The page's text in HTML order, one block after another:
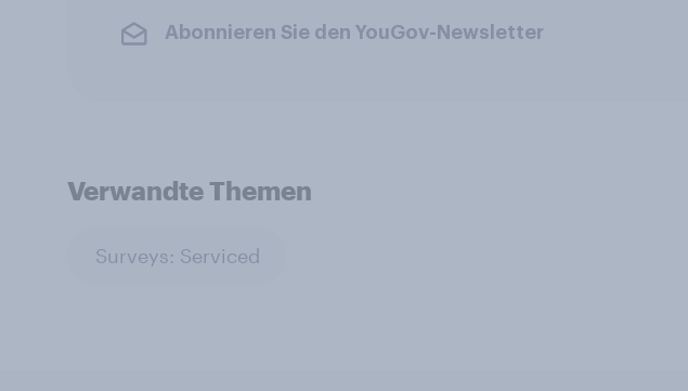
Abonnieren Sie den YouGov-Newsletter
Verwandte Themen
Surveys: Serviced